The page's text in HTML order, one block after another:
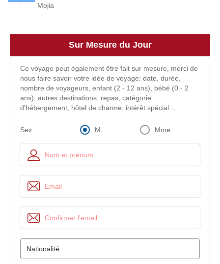
Mojia
Sur Mesure du Jour
Ce voyage peut également être fait sur mesure, merci de
nous faire savoir votre idée de voyage: date, durée,
nombre de voyageurs, enfant (2 - 12 ans), bébé (0 - 2
ans), autres destinations, repas, catégorie
d'hébergement, hôtel de charme, intérêt spécial…
Sex: M. Mme.